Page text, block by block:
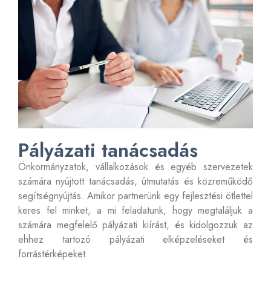
Pályázati tanácsadás
Önkormányzatok, vállalkozások és egyéb szervezetek
számára nyújtott tanácsadás, útmutatás és közreműködő
segítségnyújtás. Amikor partnerünk egy fejlesztési ötlettel
keres fel minket, a mi feladatunk, hogy megtaláljuk a
számára megfelelő pályázati kiírást, és kidolgozzuk az
ehhez tartozó pályázati elképzeléseket és
forrástérképeket.